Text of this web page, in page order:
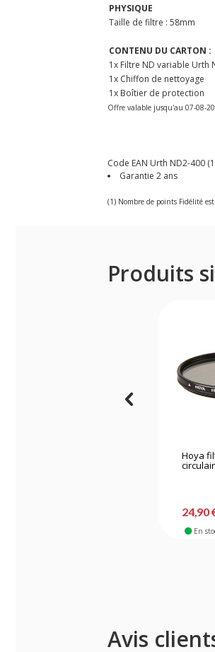
PHYSIQUE
Taille de filtre : 58mm
CONTENU DU CARTON :
1x Filtre ND variable Urth
1x Chiffon de nettoyage
1x Boîtier de protection
Offre valable jusqu'au 07-08-
Code EAN Urth ND2-400
Garantie 2 ans
(1) Nombre de points Fidélité
Produits
Hoya
24,90
En
Avis